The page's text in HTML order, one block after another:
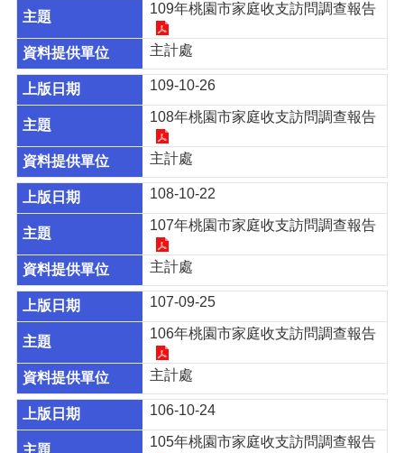
訊
便
民
服
務
政
府
資
訊
公
開
公
務
統
計
訊
網
關
109年桃園市家庭收支訪問調查報告
主計處
109-10-26
108年桃園市家庭收支訪問調查報告
主計處
108-10-22
107年桃園市家庭收支訪問調查報告
主計處
107-09-25
106年桃園市家庭收支訪問調查報告
主計處
106-10-24
105年桃園市家庭收支訪問調查報告